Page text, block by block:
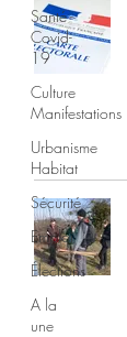
Santé -
Covid-
19
Culture
Manifestations
Urbanisme
Habitat
Sécurité
Emploi
Élections
A la
une